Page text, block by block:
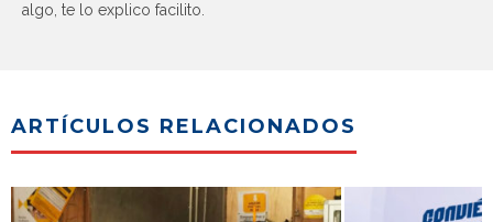
algo, te lo explico facilito.
ARTÍCULOS RELACIONADOS